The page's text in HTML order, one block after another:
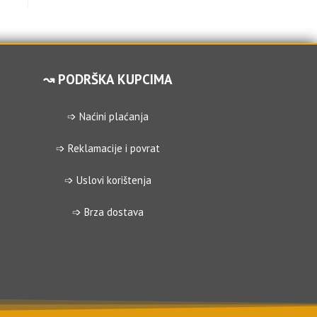
↝ PODRŠKA KUPCIMA
➩ Naćini plaćanja
➩ Reklamacije i povrat
➩ Uslovi korištenja
➩ Brza dostava